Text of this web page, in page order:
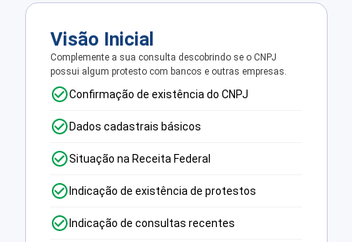
Visão Inicial
Complemente a sua consulta descobrindo se o CNPJ
possui algum protesto com bancos e outras empresas.
Confirmação de existência do CNPJ
Dados cadastrais básicos
Situação na Receita Federal
Indicação de existência de protestos
Indicação de consultas recentes